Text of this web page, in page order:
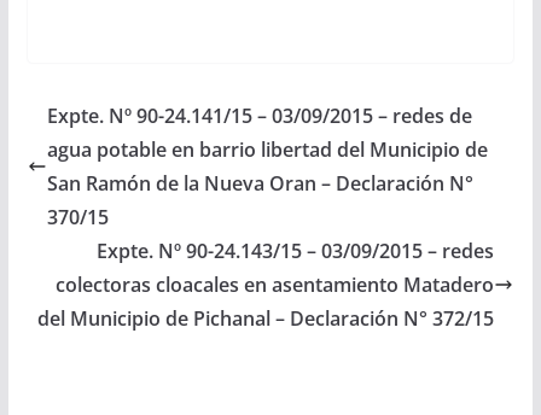
construcción de redes
colectoras cloacales
en asentamiento
Guerrero del Municipio
de Pichanal en el
Departamento
Oran(Expte. Nº…
Expte. Nº 90-24.141/15 – 03/09/2015 – redes de
agua potable en barrio libertad del Municipio de
San Ramón de la Nueva Oran – Declaración N°
370/15
Expte. Nº 90-24.143/15 – 03/09/2015 – redes
colectoras cloacales en asentamiento Matadero
del Municipio de Pichanal – Declaración N° 372/15